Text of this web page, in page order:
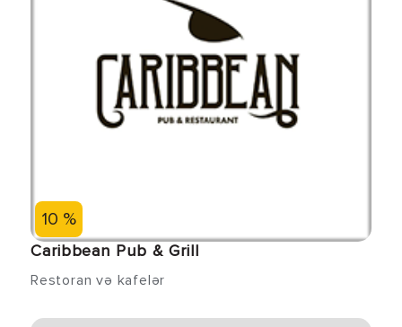
10 %
Caribbean Pub & Grill
Restoran və kafelər